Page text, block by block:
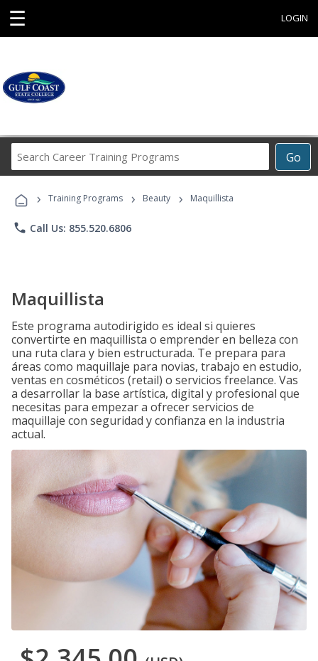
☰ LOGIN
Go
Career
Programs
› Training Programs › Beauty › Maquillista
phone Call Us: 855.520.6806
Maquillista
Este programa autodirigido es ideal si quieres
convertirte en maquillista o emprender en belleza con
una ruta clara y bien estructurada. Te prepara para
áreas como maquillaje para novias, trabajo en estudio,
ventas en cosméticos (retail) o servicios freelance. Vas
a desarrollar la base artística, digital y profesional que
necesitas para empezar a ofrecer servicios de
maquillaje con seguridad y confianza en la industria
actual.